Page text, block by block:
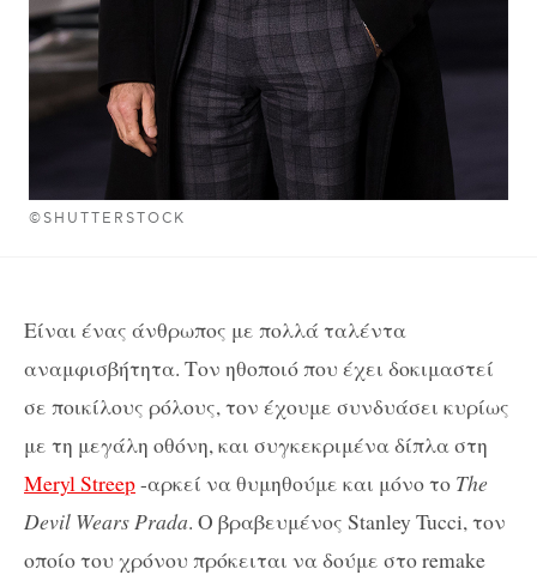
©SHUTTERSTOCK
Είναι ένας άνθρωπος με πολλά ταλέντα
αναμφισβήτητα. Τον ηθοποιό που έχει δοκιμαστεί
σε ποικίλους ρόλους, τον έχουμε συνδυάσει κυρίως
με τη μεγάλη οθόνη, και συγκεκριμένα δίπλα στη
Meryl Streep-αρκεί να θυμηθούμε και μόνο το The
Devil Wears Prada. Ο βραβευμένος Stanley Tucci, τον
οποίο του χρόνου πρόκειται να δούμε στο remake